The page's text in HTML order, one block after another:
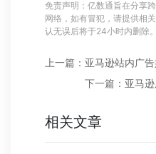
免责声明：亿数通旨在分享
网络，如有冒犯，请提供相
认无误后将于24小时内删除。
下一篇：亚马
相关文章